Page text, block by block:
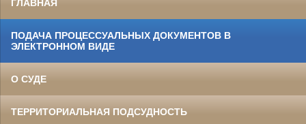
ГЛАВНАЯ
ПОДАЧА ПРОЦЕССУАЛЬНЫХ ДОКУМЕНТОВ В
ЭЛЕКТРОННОМ ВИДЕ
О СУДЕ
ТЕРРИТОРИАЛЬНАЯ ПОДСУДНОСТЬ